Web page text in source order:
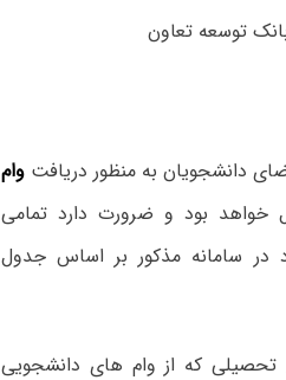
توسعه تعاون
دانشجویان به منظور دریافتوام
خواهد بود و ضرورت دارد تمامی
سامانه مذکور بر اساس جدول
در تمامی مقاطع تحصیلی که از وام های دانشجویی